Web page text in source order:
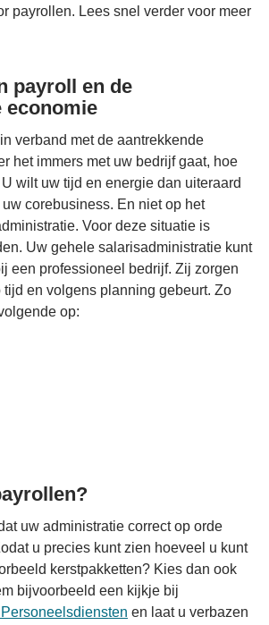
payrollen. Lees snel verder voor meer
payroll en de
economie
verband met de aantrekkende
het immers met uw bedrijf gaat, hoe
wilt uw tijd en energie dan uiteraard
corebusiness. En niet op het
Voor deze situatie is
Uw gehele salarisadministratie kunt
een professioneel bedrijf. Zij zorgen
tijd en volgens planning gebeurt. Zo
op:
uw administratie correct op orde
u precies kunt zien hoeveel u kunt
kerstpakketten? Kies dan ook
bijvoorbeeld een kijkje bij
en laat u verbazen